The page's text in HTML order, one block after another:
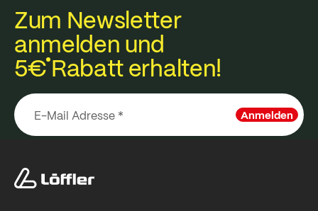
Zum Newsletter
anmelden und
5€Rabatt erhalten!
Anmelden